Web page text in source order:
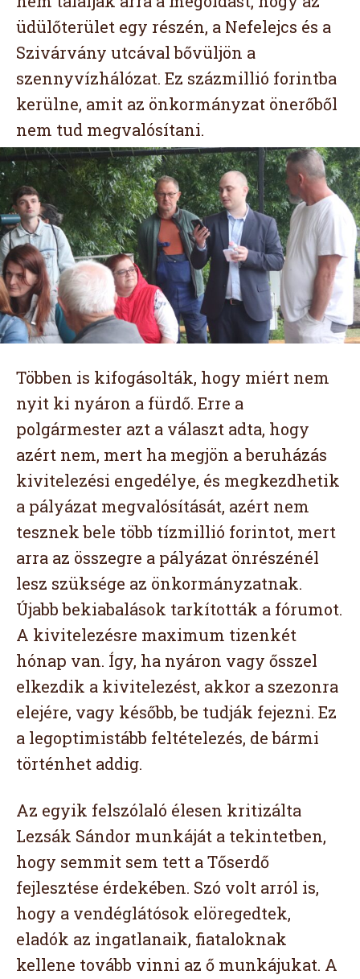
üdülőterület egy részén, a Nefelejcs és a
Szivárvány utcával bővüljön a
szennyvízhálózat. Ez százmillió forintba
kerülne, amit az önkormányzat önerőből
nem tud megvalósítani.
Többen is kifogásolták, hogy miért nem
nyit ki nyáron a fürdő. Erre a
polgármester azt a választ adta, hogy
azért nem, mert ha megjön a beruházás
kivitelezési engedélye, és megkezdhetik
a pályázat megvalósítását, azért nem
tesznek bele több tízmillió forintot, mert
arra az összegre a pályázat önrészénél
lesz szüksége az önkormányzatnak.
Újabb bekiabalások tarkították a fórumot.
A kivitelezésre maximum tizenkét
hónap van. Így, ha nyáron vagy ősszel
elkezdik a kivitelezést, akkor a szezonra
elejére, vagy később, be tudják fejezni. Ez
a legoptimistább feltételezés, de bármi
történhet addig.
Az egyik felszólaló élesen kritizálta
Lezsák Sándor munkáját a tekintetben,
hogy semmit sem tett a Tőserdő
fejlesztése érdekében. Szó volt arról is,
hogy a vendéglátósok elöregedtek,
eladók az ingatlanaik, fiataloknak
kellene tovább vinni az ő munkájukat. A